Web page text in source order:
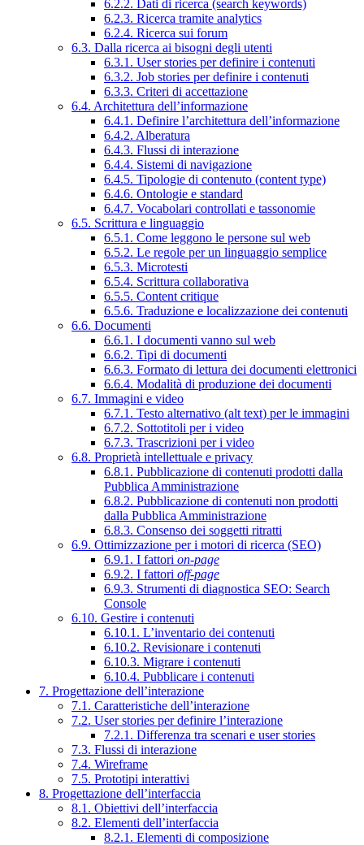
6.2.2. Dati di ricerca (search keywords)
6.2.3. Ricerca tramite analytics
6.2.4. Ricerca sui forum
6.3. Dalla ricerca ai bisogni degli utenti
6.3.1. User stories per definire i contenuti
6.3.2. Job stories per definire i contenuti
6.3.3. Criteri di accettazione
6.4. Architettura dell’informazione
6.4.1. Definire l’architettura dell’informazione
6.4.2. Alberatura
6.4.3. Flussi di interazione
6.4.4. Sistemi di navigazione
6.4.5. Tipologie di contenuto (content type)
6.4.6. Ontologie e standard
6.4.7. Vocabolari controllati e tassonomie
6.5. Scrittura e linguaggio
6.5.1. Come leggono le persone sul web
6.5.2. Le regole per un linguaggio semplice
6.5.3. Microtesti
6.5.4. Scrittura collaborativa
6.5.5. Content critique
6.5.6. Traduzione e localizzazione dei contenuti
6.6. Documenti
6.6.1. I documenti vanno sul web
6.6.2. Tipi di documenti
6.6.3. Formato di lettura dei documenti elettronici
6.6.4. Modalità di produzione dei documenti
6.7. Immagini e video
6.7.1. Testo alternativo (alt text) per le immagini
6.7.2. Sottotitoli per i video
6.7.3. Trascrizioni per i video
6.8. Proprietà intellettuale e privacy
6.8.1. Pubblicazione di contenuti prodotti dalla
Pubblica Amministrazione
6.8.2. Pubblicazione di contenuti non prodotti
dalla Pubblica Amministrazione
6.8.3. Consenso dei soggetti ritratti
6.9. Ottimizzazione per i motori di ricerca (SEO)
6.9.1. I fattori on-page
6.9.2. I fattori off-page
6.9.3. Strumenti di diagnostica SEO: Search
Console
6.10. Gestire i contenuti
6.10.1. L’inventario dei contenuti
6.10.2. Revisionare i contenuti
6.10.3. Migrare i contenuti
6.10.4. Pubblicare i contenuti
7. Progettazione dell’interazione
7.1. Caratteristiche dell’interazione
7.2. User stories per definire l’interazione
7.2.1. Differenza tra scenari e user stories
7.3. Flussi di interazione
7.4. Wireframe
7.5. Prototipi interattivi
8. Progettazione dell’interfaccia
8.1. Obiettivi dell’interfaccia
8.2. Elementi dell’interfaccia
8.2.1. Elementi di composizione